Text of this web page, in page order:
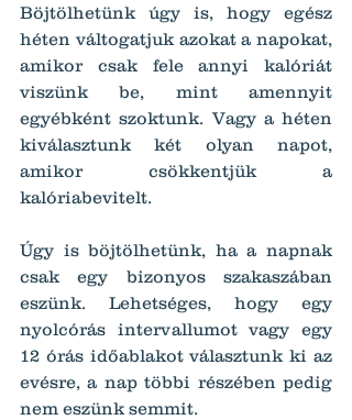
Böjtölhetünk úgy is, hogy egész
héten váltogatjuk azokat a napokat,
amikor csak fele annyi kalóriát
viszünk be, mint amennyit
egyébként szoktunk. Vagy a héten
kiválasztunk két olyan napot,
amikor csökkentjük a
kalóriabevitelt.
Úgy is böjtölhetünk, ha a napnak
csak egy bizonyos szakaszában
eszünk. Lehetséges, hogy egy
nyolcórás intervallumot vagy egy
12 órás időablakot választunk ki az
evésre, a nap többi részében pedig
nem eszünk semmit.